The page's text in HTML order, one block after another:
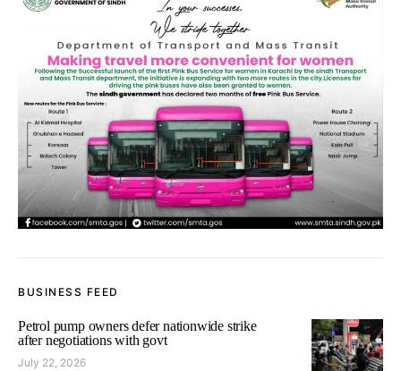
BUSINESS FEED
Petrol pump owners defer nationwide strike
after negotiations with govt
July 22, 2026